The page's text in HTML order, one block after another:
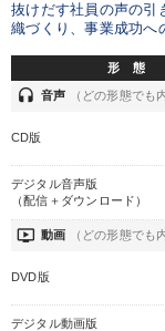
抜けだす社員の声の引
織づくり、事業成功へ
形 態
headset 音声 （どの形態でも
CD版
デジタル音声版
（配信＋ダウンロード）
ondemand_video 動画 （どの形態でも
DVD版
デジタル動画版